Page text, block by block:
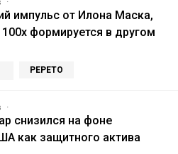
импульс от Илона Маска,
формируется в другом
PEPETO
снизился на фоне
как защитного актива